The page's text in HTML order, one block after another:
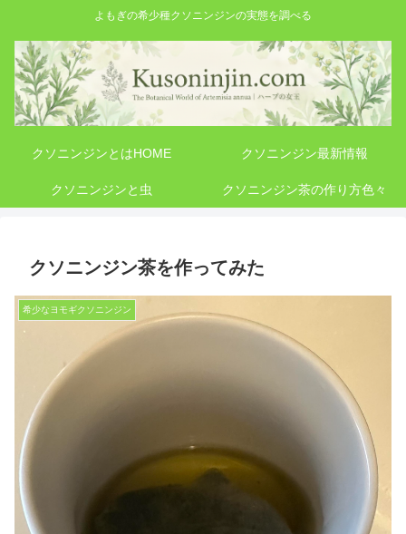
よもぎの希少種クソニンジンの実態を調べる
クソニンジンとはHOME クソニンジン最新情報
クソニンジンと虫 クソニンジン茶の作り方色々
クソニンジン茶を作ってみた
希少なヨモギクソニンジン